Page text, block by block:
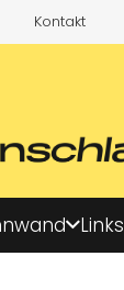
Kontakt
Links